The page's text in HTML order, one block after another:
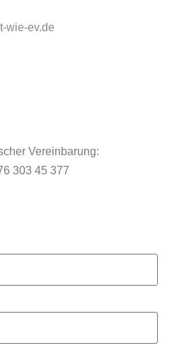
wie-ev.de
Vereinbarung:
303 45 377